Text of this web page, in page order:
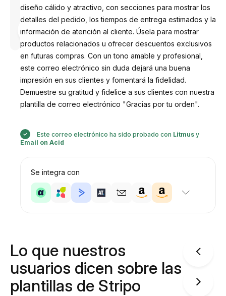
Diseñado
por
diseño cálido y atractivo, con secciones para mostrar los
detalles del pedido, los tiempos de entrega estimados y la
información de atención al cliente. Úsela para mostrar
productos relacionados u ofrecer descuentos exclusivos
en futuras compras. Con un tono amable y profesional,
este correo electrónico sin duda dejará una buena
impresión en sus clientes y fomentará la fidelidad.
Demuestre su gratitud y fidelice a sus clientes con nuestra
plantilla de correo electrónico "Gracias por tu orden".
Este correo electrónico ha sido probado con Litmusy
Email on Acid
Se integra con
Lo que nuestros
usuarios dicen sobre las
plantillas de Stripo